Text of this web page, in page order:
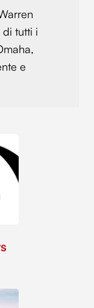
di tutti i
e